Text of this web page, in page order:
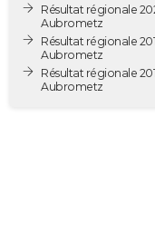
Destinations
City break
Voyage nature
Voyage de noces
Forum
PHOTO
GUIDES D'ACHAT
BONS PLANS
Résultat régionale
Aubrometz
Résultat régionale
Aubrometz
Résultat régionale
Aubrometz